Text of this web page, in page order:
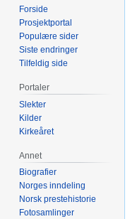
Forside
Prosjektportal
Populære sider
Siste endringer
Tilfeldig side
Portaler
Slekter
Kilder
Kirkeåret
Annet
Biografier
Norges inndeling
Norsk prestehistorie
Fotosamlinger